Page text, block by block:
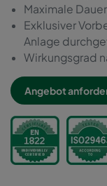
Maximale
Exklusiver
Anlage
Wirkungsgrad
Angebot